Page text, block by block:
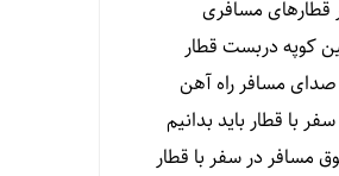
قطارهای مسافری
کوپه دربست قطار
با قطار باید بدانیم
مسافر در سفر با قطار